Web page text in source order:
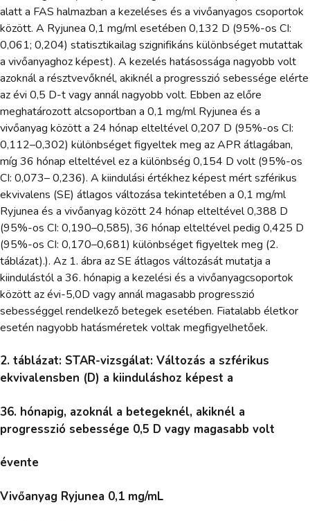
alatt a FAS halmazban a kezeléses és a vivőanyagos csoportok
között. A Ryjunea 0,1 mg/ml esetében 0,132 D (95%-os CI:
0,061; 0,204) statisztikailag szignifikáns különbséget mutattak
a vivőanyaghoz képest). A kezelés hatásossága nagyobb volt
azoknál a résztvevőknél, akiknél a progresszió sebessége elérte
az évi 0,5 D-t vagy annál nagyobb volt. Ebben az előre
meghatározott alcsoportban a 0,1 mg/ml Ryjunea és a
vivőanyag között a 24 hónap elteltével 0,207 D (95%-os CI:
0,112–0,302) különbséget figyeltek meg az APR átlagában,
míg 36 hónap elteltével ez a különbség 0,154 D volt (95%-os
CI: 0,073– 0,236). A kiindulási értékhez képest mért szférikus
ekvivalens (SE) átlagos változása tekintetében a 0,1 mg/ml
Ryjunea és a vivőanyag között 24 hónap elteltével 0,388 D
(95%-os CI: 0,190–0,585), 36 hónap elteltével pedig 0,425 D
(95%-os CI: 0,170–0,681) különbséget figyeltek meg (2.
táblázat).). Az 1. ábra az SE átlagos változását mutatja a
kiindulástól a 36. hónapig a kezelési és a vivőanyagcsoportok
között az évi-5,0D vagy annál magasabb progresszió
sebességgel rendelkező betegek esetében. Fiatalabb életkor
esetén nagyobb hatásméretek voltak megfigyelhetőek.
2. táblázat: STAR-vizsgálat: Változás a szférikus
ekvivalensben (D) a kiinduláshoz képest a
36. hónapig, azoknál a betegeknél, akiknél a
progresszió sebessége 0,5 D vagy magasabb volt
évente
Vivőanyag Ryjunea 0,1 mg/mL